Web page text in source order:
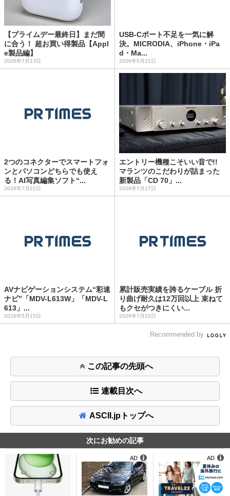
【プライムデー最終日】まだ間
に合う！ 超お買い得製品【Appl
e製品編】
2026年7月13日
USB-Cポート不足を一気に解
決。MICRODIA、iPhone・iPa
d・Ma...
2026年5月21日
2つのコネクターでスマートフォ
ンとパソコンどちらでも使え
る！AI写真編集ソフト“...
2026年7月22日
エントリー機種こそいい音で!!
マランツのこだわりが詰まった
新製品「CD 70」...
2026年7月27日
AVナビゲーションシステム“彩速
ナビ”「MDV-L613W」「MDV-L
613」...
2026年5月15日
累計販売実績を誇るケーブル 折
り曲げ耐久は12万回以上 束ねて
もクセがつきにくい...
2026年7月22日
Recommended by
この記事の先頭へ
連載目次へ
ASCII.jpトップへ
次にお勧めの記事
AD AD